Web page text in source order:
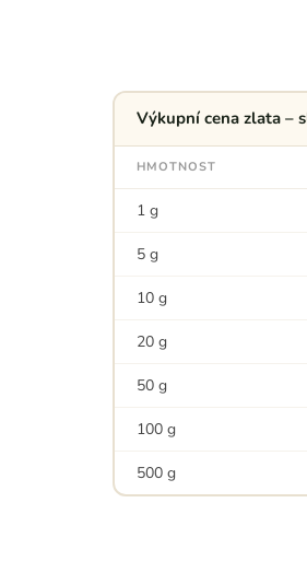
Výkupní cena zlata –
HMOTNOST
1 g
5 g
10 g
20 g
50 g
100 g
500 g